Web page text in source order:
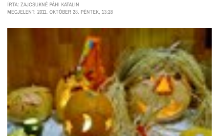
ÍRTA: ZAJCSUKNÉ PÁHI KATALIN
MEGJELENT: 2011. OKTÓBER 28. PÉNTEK, 13:28